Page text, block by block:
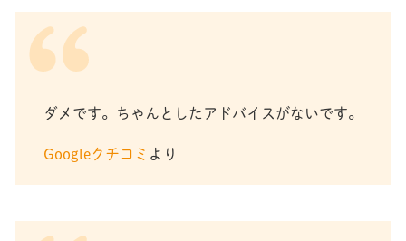
ダメです。ちゃんとしたアドバイスがないです。
Googleクチコミ より